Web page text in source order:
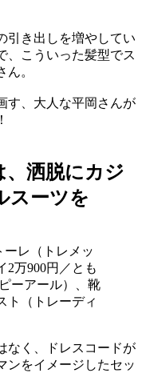
引き出しを増やしてい
、こういった髪型でス
。
す、大人な平岡さんが
、洒脱にカジ
スーツを
ーレ（トレメッ
2万900円／とも
ーアール）、靴
ト（トレーディ
なく、ドレスコードが
ンをイメージしたセッ